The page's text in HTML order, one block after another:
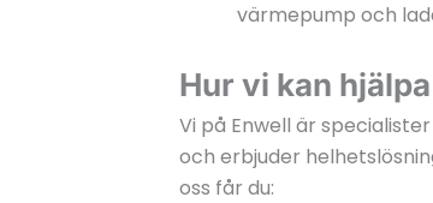
värmepump och
Hur vi kan
Vi på Enwell är
och erbjuder
oss får du: